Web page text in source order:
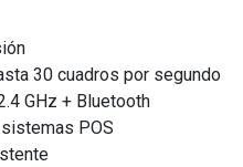
30 cuadros por segundo
GHz + Bluetooth
POS